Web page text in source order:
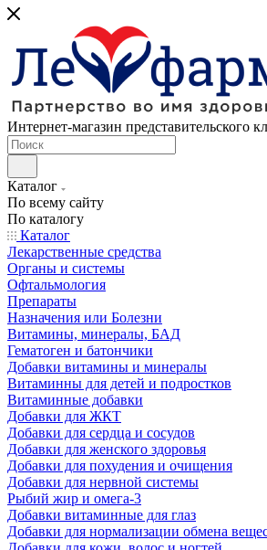
Интернет-магазин представительского
Каталог
По всему сайту
По каталогу
Каталог
Лекарственные средства
Органы и системы
Офтальмология
Препараты
Назначения или Болезни
Витамины, минералы, БАД
Гематоген и батончики
Добавки витамины и минералы
Витаминны для детей и подростков
Витаминные добавки
Добавки для ЖКТ
Добавки для сердца и сосудов
Добавки для женского здоровья
Добавки для похудения и очищения
Добавки для нервной системы
Рыбий жир и омега-3
Добавки витаминные для глаз
Добавки для нормализации обмена